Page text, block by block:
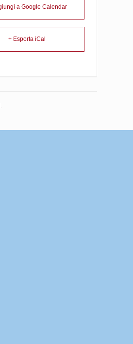
a Google Calendar
+ Esporta iCal